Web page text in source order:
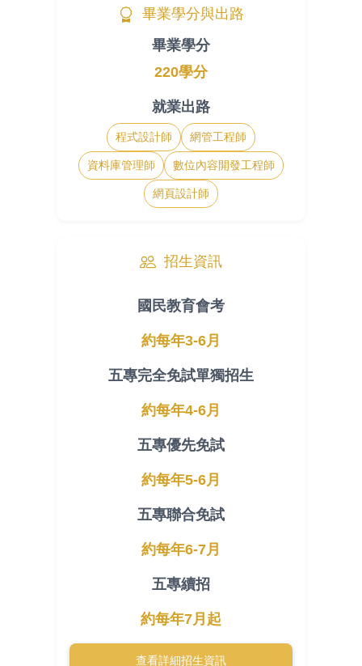
畢業學分與出路
畢業學分
220學分
就業出路
程式設計師 網管工程師
資料庫管理師 數位內容開發工程師
網頁設計師
招生資訊
國民教育會考
約每年3-6月
五專完全免試單獨招生
約每年4-6月
五專優先免試
約每年5-6月
五專聯合免試
約每年6-7月
五專續招
約每年7月起
查看詳細招生資訊